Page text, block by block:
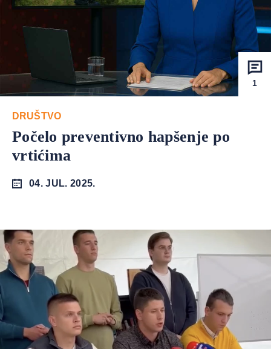
1
DRUŠTVO
Počelo preventivno hapšenje po
vrtićima
04. JUL. 2025.